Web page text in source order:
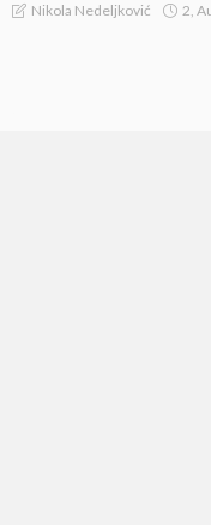
Nikola Nedeljković 2,